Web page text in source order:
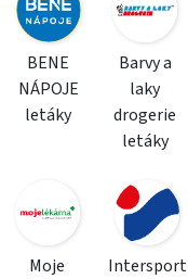
BENE
NÁPOJE
letáky
Barvy a
laky
drogerie
letáky
Moje
Intersport